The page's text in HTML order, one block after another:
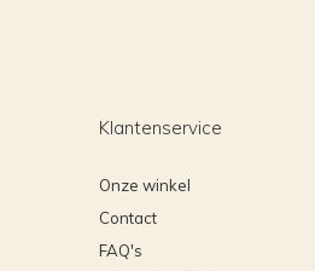
Klantenservice
Onze winkel
Contact
FAQ's